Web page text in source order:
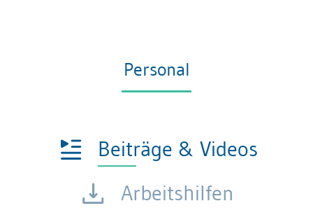
Personal
Beiträge & Videos
Arbeitshilfen